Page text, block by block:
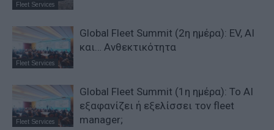
Fleet Services
Fleet Services
Global Fleet Summit (2η ημέρα): EV, AI
και… Ανθεκτικότητα
Fleet Services
Global Fleet Summit (1η ημέρα): Το ΑΙ
εξαφανίζει ή εξελίσσει τον fleet
manager;